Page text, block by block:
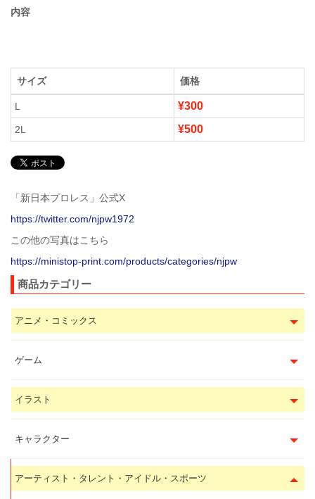
内容
サイズ 価格
L ¥300
2L ¥500
「新日本プロレス」公式X
https://twitter.com/njpw1972
この他の写真はこちら
https://ministop-print.com/products/categories/njpw
商品カテゴリー
アニメ・コミックス
ゲーム
イラスト
キャラクター
アーティスト・タレント・アイドル・スポーツ